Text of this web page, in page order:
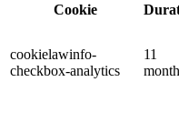
Cookie
cookielawinfo-
checkbox-analytics
11